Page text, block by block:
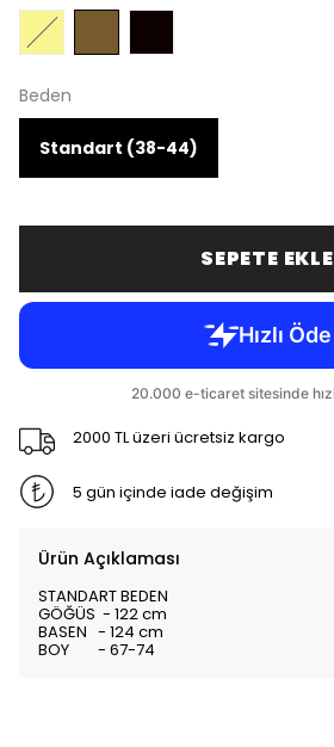
Beden
Standart (38-44)
SEPETE EKLE
2000 TL üzeri ücretsiz kargo
5 gün içinde iade değişim
Ürün Açıklaması
STANDART BEDEN
GÖĞÜS - 122 cm
BASEN - 124 cm
BOY - 67-74